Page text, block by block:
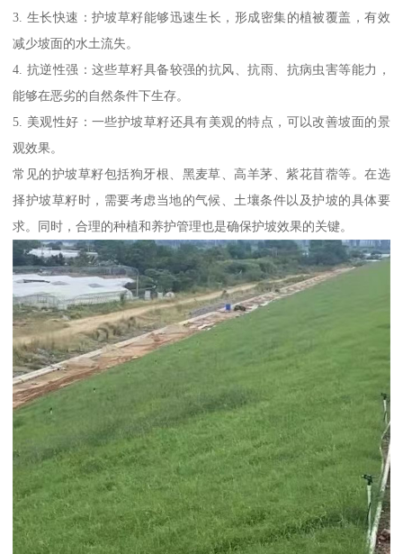
3. 生长快速：护坡草籽能够迅速生长，形成密集的植被覆盖，有效
减少坡面的水土流失。
4. 抗逆性强：这些草籽具备较强的抗风、抗雨、抗病虫害等能力，
能够在恶劣的自然条件下生存。
5. 美观性好：一些护坡草籽还具有美观的特点，可以改善坡面的景
观效果。
常见的护坡草籽包括狗牙根、黑麦草、高羊茅、紫花苜蓿等。在选
择护坡草籽时，需要考虑当地的气候、土壤条件以及护坡的具体要
求。同时，合理的种植和养护管理也是确保护坡效果的关键。